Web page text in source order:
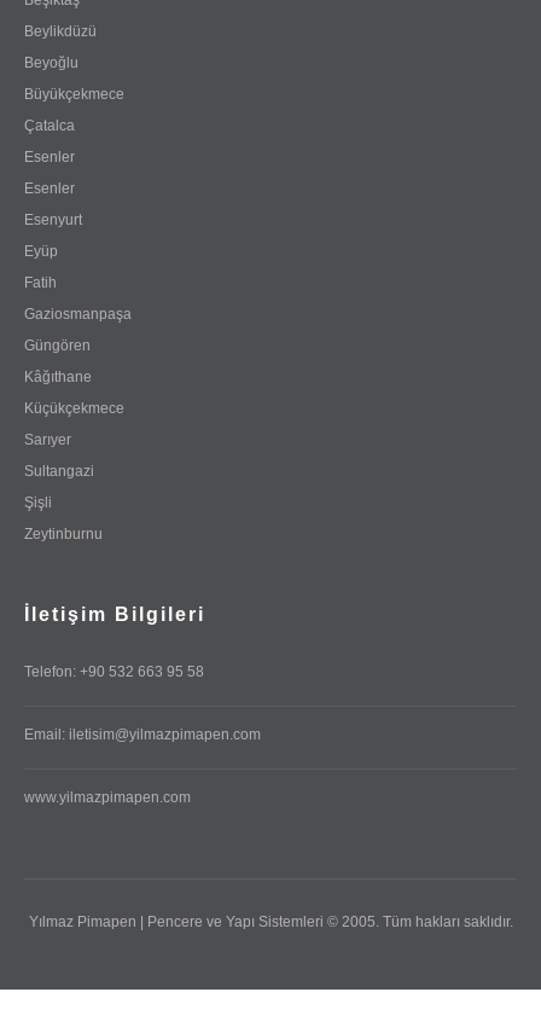
Beylikdüzü
Beyoğlu
Büyükçekmece
Çatalca
Esenler
Esenler
Esenyurt
Eyüp
Fatih
Gaziosmanpaşa
Güngören
Kâğıthane
Küçükçekmece
Sarıyer
Sultangazi
Şişli
Zeytinburnu
İletişim Bilgileri
Telefon: +90 532 663 95 58
Email: iletisim@yilmazpimapen.com
www.yilmazpimapen.com
Yılmaz Pimapen | Pencere ve Yapı Sistemleri © 2005. Tüm hakları saklıdır.